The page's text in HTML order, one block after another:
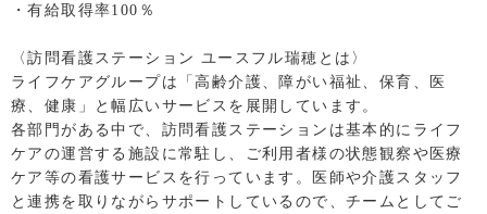
・有給取得率100％
〈訪問看護ステーション ユースフル瑞穂とは〉
ライフケアグループは「高齢介護、障がい福祉、保育、医
療、健康」と幅広いサービスを展開しています。
各部門がある中で、訪問看護ステーションは基本的にライフ
ケアの運営する施設に常駐し、ご利用者様の状態観察や医療
ケア等の看護サービスを行っています。医師や介護スタッフ
と連携を取りながらサポートしているので、チームとしてご